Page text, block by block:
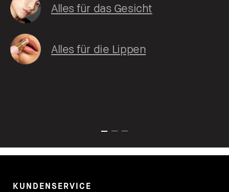
Alles für das Gesicht
Alles für die Lippen
KUNDENSERVICE